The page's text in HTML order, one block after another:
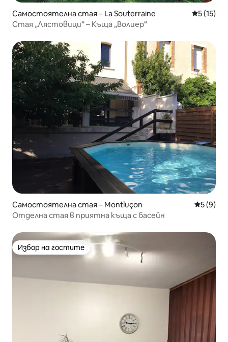
Самостоятелна стая – La Souterraine Средна
5 (15)
Стая „Лястовици“ – Къща „Волиер“
Самостоятелна стая – Montluçon Средна
5 (9)
Отделна стая в приятна къща с басейн
Избор на гостите
Избор на гостите